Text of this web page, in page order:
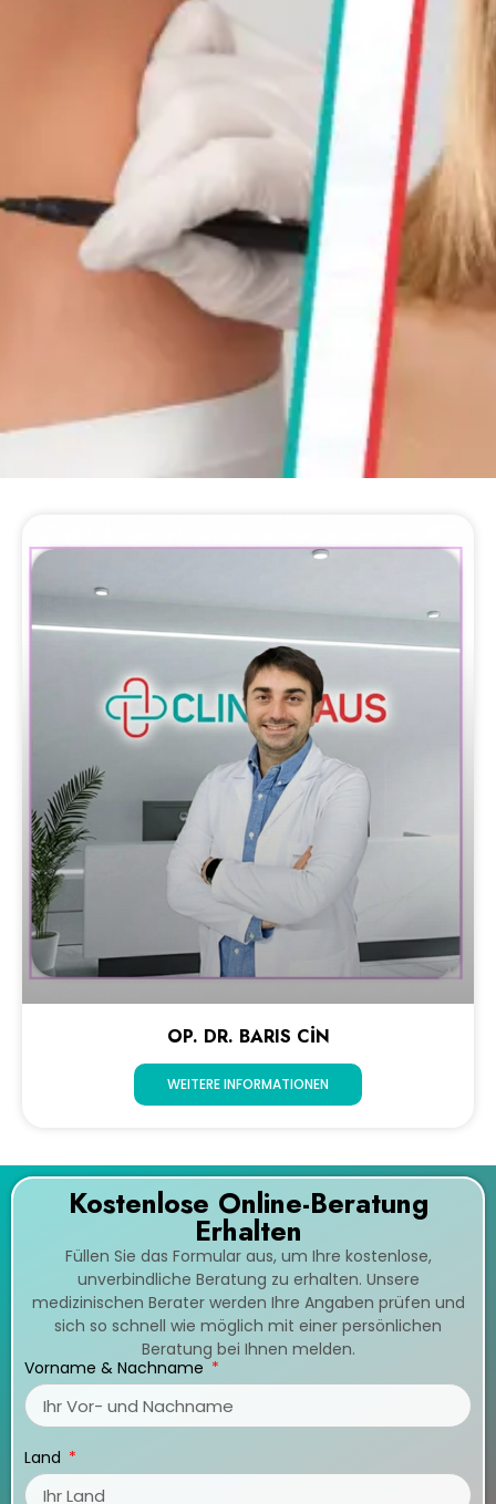
OP. DR. BARIS CİN
WEITERE INFORMATIONEN
Kostenlose Online-Beratung
Erhalten
Füllen Sie das Formular aus, um Ihre kostenlose,
unverbindliche Beratung zu erhalten. Unsere
medizinischen Berater werden Ihre Angaben prüfen und
sich so schnell wie möglich mit einer persönlichen
Beratung bei Ihnen melden.
Vorname & Nachname
Land